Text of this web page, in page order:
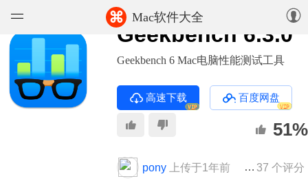
⌘ Mac软件大全
软件
游戏
Geekbench 6.3.0
Geekbench 6 Mac电脑性能测试工具
高速下载
VIP
百度网盘
VIP
51%
pony 上传于1年前 版本 6.3.0
37 个评分